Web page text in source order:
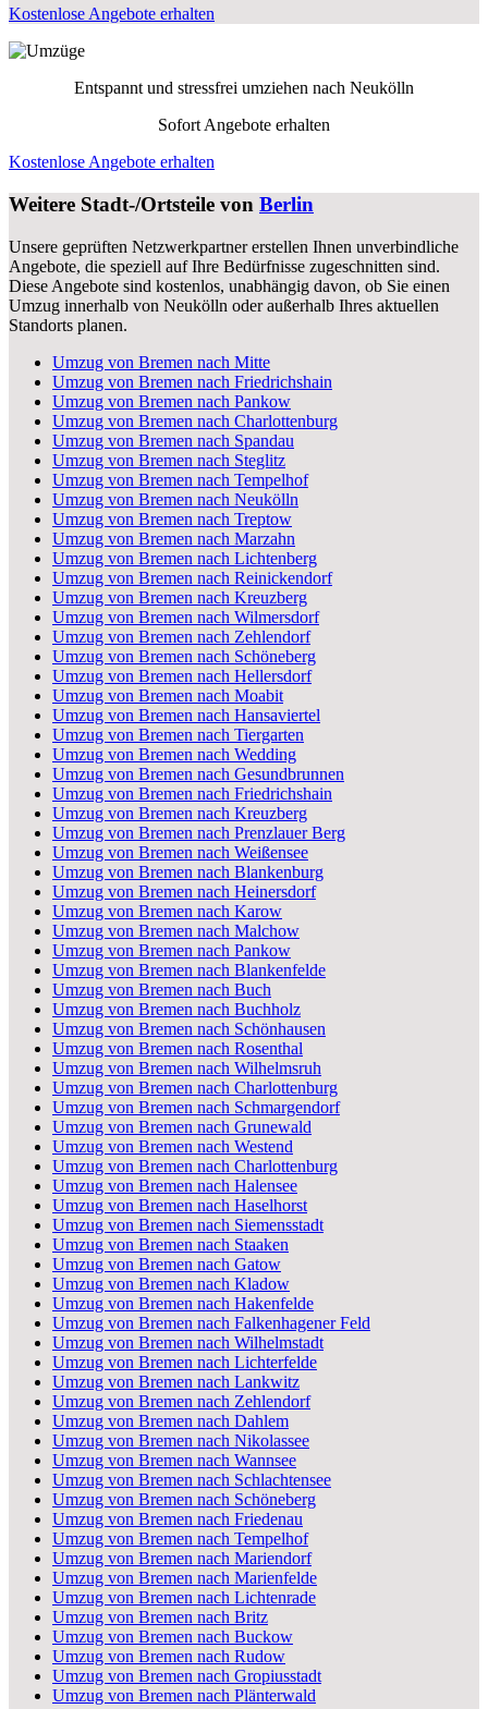
Kostenlose Angebote erhalten
Entspannt und stressfrei umziehen nach Neukölln
Sofort Angebote erhalten
Kostenlose Angebote erhalten
Weitere Stadt-/Ortsteile von Berlin
Unsere geprüften Netzwerkpartner erstellen Ihnen unverbindliche
Angebote, die speziell auf Ihre Bedürfnisse zugeschnitten sind.
Diese Angebote sind kostenlos, unabhängig davon, ob Sie einen
Umzug innerhalb von Neukölln oder außerhalb Ihres aktuellen
Standorts planen.
Umzug von Bremen nach Mitte
Umzug von Bremen nach Friedrichshain
Umzug von Bremen nach Pankow
Umzug von Bremen nach Charlottenburg
Umzug von Bremen nach Spandau
Umzug von Bremen nach Steglitz
Umzug von Bremen nach Tempelhof
Umzug von Bremen nach Neukölln
Umzug von Bremen nach Treptow
Umzug von Bremen nach Marzahn
Umzug von Bremen nach Lichtenberg
Umzug von Bremen nach Reinickendorf
Umzug von Bremen nach Kreuzberg
Umzug von Bremen nach Wilmersdorf
Umzug von Bremen nach Zehlendorf
Umzug von Bremen nach Schöneberg
Umzug von Bremen nach Hellersdorf
Umzug von Bremen nach Moabit
Umzug von Bremen nach Hansaviertel
Umzug von Bremen nach Tiergarten
Umzug von Bremen nach Wedding
Umzug von Bremen nach Gesundbrunnen
Umzug von Bremen nach Friedrichshain
Umzug von Bremen nach Kreuzberg
Umzug von Bremen nach Prenzlauer Berg
Umzug von Bremen nach Weißensee
Umzug von Bremen nach Blankenburg
Umzug von Bremen nach Heinersdorf
Umzug von Bremen nach Karow
Umzug von Bremen nach Malchow
Umzug von Bremen nach Pankow
Umzug von Bremen nach Blankenfelde
Umzug von Bremen nach Buch
Umzug von Bremen nach Buchholz
Umzug von Bremen nach Schönhausen
Umzug von Bremen nach Rosenthal
Umzug von Bremen nach Wilhelmsruh
Umzug von Bremen nach Charlottenburg
Umzug von Bremen nach Schmargendorf
Umzug von Bremen nach Grunewald
Umzug von Bremen nach Westend
Umzug von Bremen nach Charlottenburg
Umzug von Bremen nach Halensee
Umzug von Bremen nach Haselhorst
Umzug von Bremen nach Siemensstadt
Umzug von Bremen nach Staaken
Umzug von Bremen nach Gatow
Umzug von Bremen nach Kladow
Umzug von Bremen nach Hakenfelde
Umzug von Bremen nach Falkenhagener Feld
Umzug von Bremen nach Wilhelmstadt
Umzug von Bremen nach Lichterfelde
Umzug von Bremen nach Lankwitz
Umzug von Bremen nach Zehlendorf
Umzug von Bremen nach Dahlem
Umzug von Bremen nach Nikolassee
Umzug von Bremen nach Wannsee
Umzug von Bremen nach Schlachtensee
Umzug von Bremen nach Schöneberg
Umzug von Bremen nach Friedenau
Umzug von Bremen nach Tempelhof
Umzug von Bremen nach Mariendorf
Umzug von Bremen nach Marienfelde
Umzug von Bremen nach Lichtenrade
Umzug von Bremen nach Britz
Umzug von Bremen nach Buckow
Umzug von Bremen nach Rudow
Umzug von Bremen nach Gropiusstadt
Umzug von Bremen nach Plänterwald